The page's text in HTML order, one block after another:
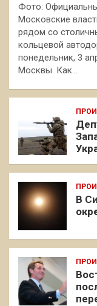
Фото:
Московские
рядом со
кольцевой
понедельник, 3
Москвы. Как…
В